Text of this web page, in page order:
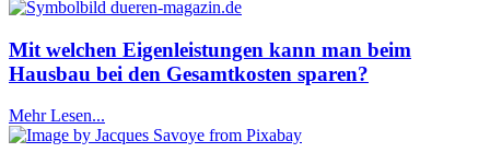
Mit welchen Eigenleistungen kann man beim
Hausbau bei den Gesamtkosten sparen?
Mehr Lesen...